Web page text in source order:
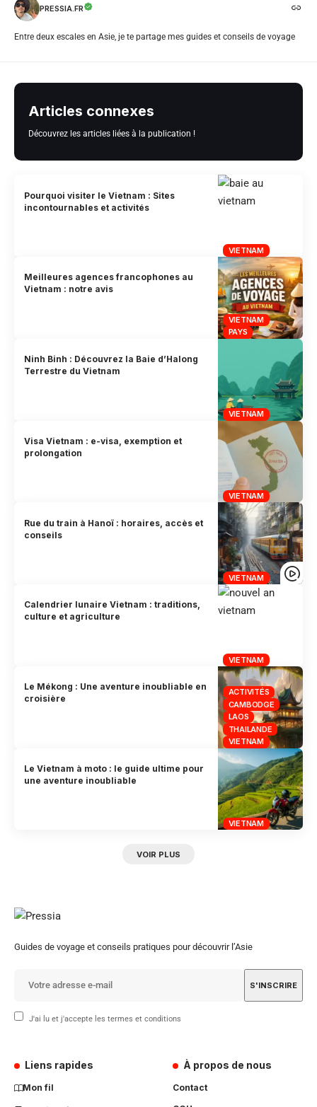
PRESSIA.FR
Entre deux escales en Asie, je te partage mes guides et conseils de voyage
Articles connexes
Découvrez les articles liées à la publication !
VIETNAM
Pourquoi visiter le Vietnam : Sites
incontournables et activités
VIETNAM
PAYS
Meilleures agences francophones au
Vietnam : notre avis
VIETNAM
Ninh Binh : Découvrez la Baie d’Halong
Terrestre du Vietnam
VIETNAM
Visa Vietnam : e-visa, exemption et
prolongation
VIETNAM
Rue du train à Hanoï : horaires, accès et
conseils
VIETNAM
Calendrier lunaire Vietnam : traditions,
culture et agriculture
ACTIVITÉS
CAMBODGE
LAOS
THAILANDE
VIETNAM
Le Mékong : Une aventure inoubliable en
croisière
VIETNAM
Le Vietnam à moto : le guide ultime pour
une aventure inoubliable
VOIR PLUS
Guides de voyage et conseils pratiques pour découvrir l’Asie
J'ai lu et j'accepte les termes et conditions
Liens rapides
Mon fil
À propos de nous
Contact